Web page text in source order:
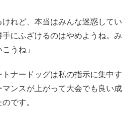
けれど、本当はみんな迷惑してい
にふざけるのはやめようね。み
うね」
ナードッグは私の指示に集中す
ンスが上がって大会でも良い成
です。